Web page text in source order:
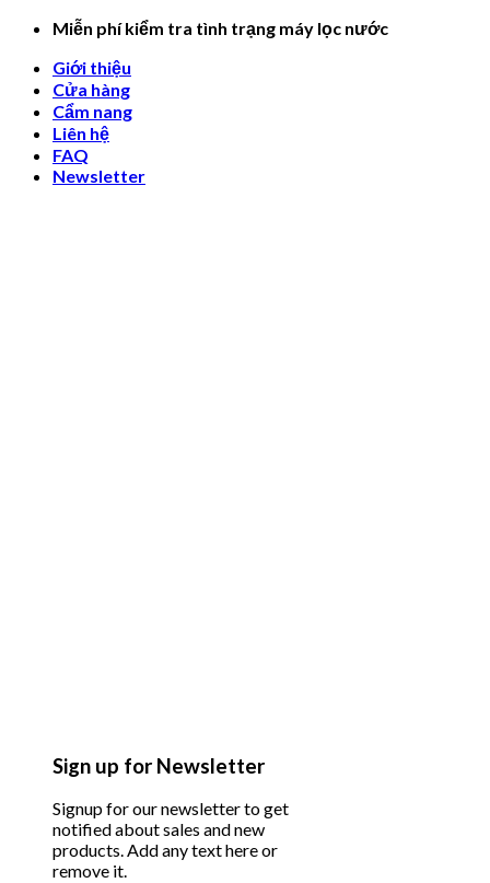
Skip
content
Miễn phí kiểm tra tình trạng máy lọc nước
Giới thiệu
Cửa hàng
Cẩm nang
Liên hệ
FAQ
Newsletter
Sign up for Newsletter
Signup for our newsletter to get
notified about sales and new
products. Add any text here or
remove it.